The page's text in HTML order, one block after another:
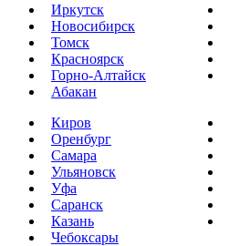
Иркутск
Новосибирск
Томск
Красноярск
Горно-Алтайск
Абакан
Киров
Оренбург
Самара
Ульяновск
Уфа
Саранск
Казань
Чебоксары